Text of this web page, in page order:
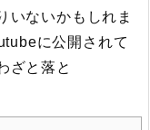
いないかもしれま
に公開されて
ざと落と